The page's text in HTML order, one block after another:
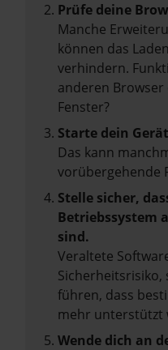
Prüfe deine
Manche
können das
verhindern.
anderen
Fenster?
Starte dein
Das kann
vorübergehende
Stelle sicher,
Betriebssystem
sind.
Veraltete
Sicherheitsrisiko,
führen, dass
mehr unterstützt
Wende dich an